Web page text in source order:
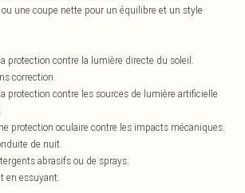
une coupe nette pour un équilibre et un style
protection contre la lumière directe du soleil.
correction.
protection contre les sources de lumière artificielle
protection oculaire contre les impacts mécaniques.
de nuit.
abrasifs ou de sprays.
en essuyant.